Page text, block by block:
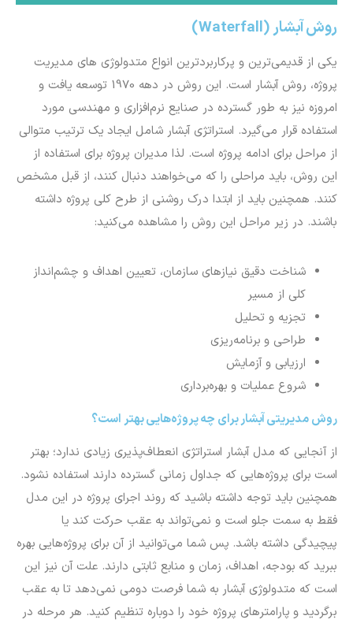
روش آبشار (Waterfall)
یکی از قدیمی‌ترین و پرکاربردترین انواع متدولوژی های مدیریت
پروژه، روش آبشار است. این روش در دهه 1970 توسعه یافت و
امروزه نیز به طور گسترده در صنایع نرم‌افزاری و مهندسی مورد
استفاده قرار می‌گیرد. استراتژی آبشار شامل ایجاد یک ترتیب متوالی
از مراحل برای ادامه پروژه است. لذا مدیران پروژه برای استفاده از
این روش، باید مراحلی را که می‌خواهند دنبال کنند، از قبل مشخص
کنند. همچنین باید از ابتدا درک روشنی از طرح کلی پروژه داشته
باشند. در زیر مراحل این روش را مشاهده می‌کنید:
شناخت دقیق نیازهای سازمان، تعیین اهداف و چشم‌انداز
کلی از مسیر
تجزیه و تحلیل
طراحی و برنامه‌ریزی
ارزیابی و آزمایش
شروع عملیات و بهره‌برداری
روش مدیریتی آبشار برای چه پروژه‌هایی بهتر است؟
از آنجایی که مدل آبشار استراتژی انعطاف‌پذیری زیادی ندارد؛ بهتر
است برای پروژه‌هایی که جداول زمانی گسترده دارند استفاده نشود.
همچنین باید توجه داشته باشید که روند اجرای پروژه در این مدل
فقط به سمت جلو است و نمی‌تواند به عقب حرکت ‌کند یا
پیچیدگی‌ داشته باشد. پس شما می‌توانید از آن برای پروژه‌هایی بهره
ببرید که بودجه، اهداف، زمان و منابع ثابتی دارند. علت آن نیز این
است که متدولوژی آبشار به شما فرصت دومی نمی‌دهد تا به عقب
برگردید و پارامترهای پروژه خود را دوباره تنظیم کنید. هر مرحله در